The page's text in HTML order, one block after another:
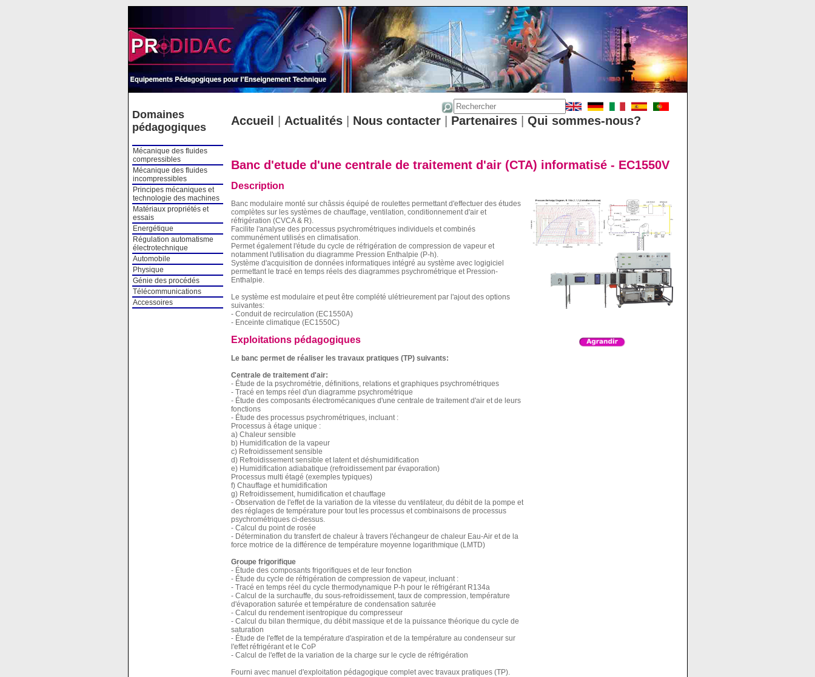
Domaines
pédagogiques
Mécanique des fluides
compressibles
Mécanique des fluides
incompressibles
Principes mécaniques et
technologie des machines
Matériaux propriétés et
essais
Energétique
Régulation automatisme
électrotechnique
Automobile
Physique
Génie des procédés
Télécommunications
Accessoires
Accueil Actualités| Nous contacter| Partenaires| Qui sommes-nous?
Banc d'etude d'une centrale de traitement d'air (CTA) informatisé - EC1550V
Description
Banc modulaire monté sur châssis équipé de roulettes permettant d'effectuer des études
complètes sur les systèmes de chauffage, ventilation, conditionnement d'air et
réfrigération (CVCA & R).
Facilite l'analyse des processus psychrométriques individuels et combinés
communément utilisés en climatisation.
Permet également l'étude du cycle de réfrigération de compression de vapeur et
notamment l'utilisation du diagramme Pression Enthalpie (P-h).
Système d'acquisition de données informatiques intégré au système avec logigiciel
permettant le tracé en temps réels des diagrammes psychrométrique et Pression-
Enthalpie.
Le système est modulaire et peut être complété ulétrieurement par l'ajout des options
suivantes:
- Conduit de recirculation (EC1550A)
- Enceinte climatique (EC1550C)
Exploitations pédagogiques
Le banc permet de réaliser les travaux pratiques (TP) suivants:
Centrale de traitement d'air:
- Étude de la psychrométrie, définitions, relations et graphiques psychrométriques
- Tracé en temps réel d'un diagramme psychrométrique
- Étude des composants électromécaniques d'une centrale de traitement d'air et de leurs
fonctions
- Étude des processus psychrométriques, incluant :
Processus à étage unique :
a) Chaleur sensible
b) Humidification de la vapeur
c) Refroidissement sensible
d) Refroidissement sensible et latent et déshumidification
e) Humidification adiabatique (refroidissement par évaporation)
Processus multi étagé (exemples typiques)
f) Chauffage et humidification
g) Refroidissement, humidification et chauffage
- Observation de l'effet de la variation de la vitesse du ventilateur, du débit de la pompe et
des réglages de température pour tout les processus et combinaisons de processus
psychrométriques ci-dessus.
- Calcul du point de rosée
- Détermination du transfert de chaleur à travers l'échangeur de chaleur Eau-Air et de la
force motrice de la différence de température moyenne logarithmique (LMTD)
Groupe frigorifique
- Étude des composants frigorifiques et de leur fonction
- Étude du cycle de réfrigération de compression de vapeur, incluant :
- Tracé en temps réel du cycle thermodynamique P-h pour le réfrigérant R134a
- Calcul de la surchauffe, du sous-refroidissement, taux de compression, température
d'évaporation saturée et température de condensation saturée
- Calcul du rendement isentropique du compresseur
- Calcul du bilan thermique, du débit massique et de la puissance théorique du cycle de
saturation
- Étude de l'effet de la température d'aspiration et de la température au condenseur sur
l'effet réfrigérant et le CoP
- Calcul de l'effet de la variation de la charge sur le cycle de réfrigération
Fourni avec manuel d'exploitation pédagogique complet avec travaux pratiques (TP).